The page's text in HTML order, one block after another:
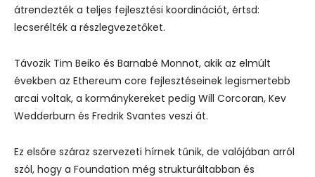
átrendezték a teljes fejlesztési koordinációt, értsd:
lecserélték a részlegvezetőket.
Távozik Tim Beiko és Barnabé Monnot, akik az elmúlt
években az Ethereum core fejlesztéseinek legismertebb
arcai voltak, a kormánykereket pedig Will Corcoran, Kev
Wedderburn és Fredrik Svantes veszi át.
Ez elsőre száraz szervezeti hírnek tűnik, de valójában arról
szól, hogy a Foundation még strukturáltabban és